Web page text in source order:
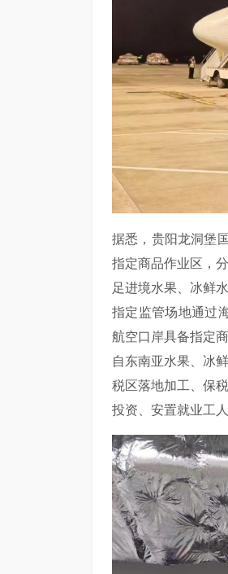
据悉，贵阳龙洞堡
指定商品作业区，
足进境水果、冰鲜
指定监管场地通过
航空口岸具备指定
自东南亚水果、冰
税区落地加工、保
投资、安置就业工